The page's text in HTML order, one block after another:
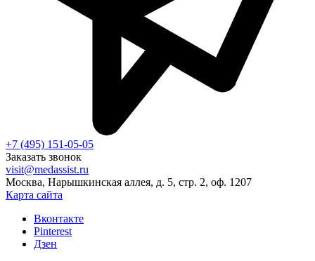
+7 (495) 151-05-05
Заказать звонок
visit@medassist.ru
Москва, Нарышкинская аллея, д. 5, стр. 2, оф. 1207
Карта сайта
Вконтакте
Pinterest
Дзен